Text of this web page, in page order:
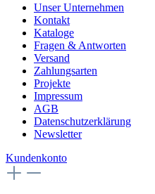
Unser Unternehmen
Kontakt
Kataloge
Fragen & Antworten
Versand
Zahlungsarten
Projekte
Impressum
AGB
Datenschutzerklärung
Newsletter
Kundenkonto